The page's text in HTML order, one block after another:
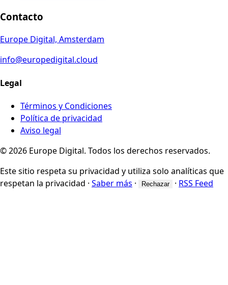
Contacto
Europe Digital, Amsterdam
info@europedigital.cloud
Legal
Términos y Condiciones
Política de privacidad
Aviso legal
© 2026 Europe Digital. Todos los derechos reservados.
Este sitio respeta su privacidad y utiliza solo analíticas que
respetan la privacidad · Saber más · Rechazar · RSS Feed